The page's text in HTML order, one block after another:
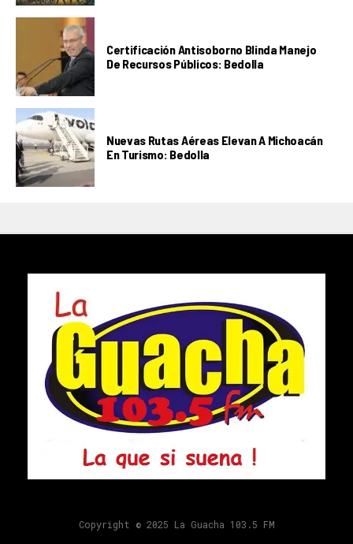
Certificación Antisoborno Blinda Manejo
De Recursos Públicos: Bedolla
Nuevas Rutas Aéreas Elevan A Michoacán
En Turismo: Bedolla
Copyright © 2025 La Guacha 103.5 FM